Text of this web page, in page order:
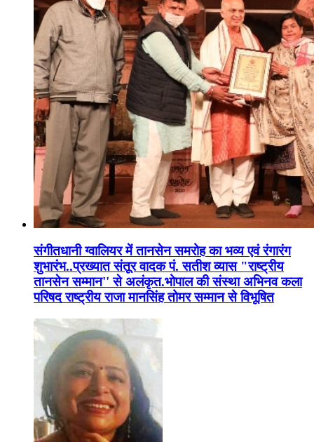
संगीतधानी ग्वालियर में तानसेन समरोह का भव्य एवं रंगारंग
शुभारंभ..प्रख्यात संतूर वादक पं. सतीश व्यास "राष्ट्रीय
तानसेन सम्मान'' से अलंकृत.भोपाल की संस्था अभिनव कला
परिषद राष्ट्रीय राजा मानसिंह तोमर सम्मान से विभूषित